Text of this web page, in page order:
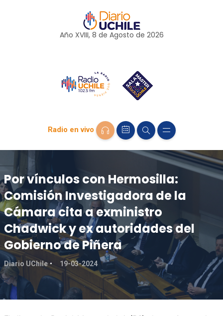
Año XVIII, 8 de Agosto de 2026
Radio en vivo
Por vínculos con Hermosilla:
Comisión Investigadora de la
Cámara cita a exministro
Chadwick y ex autoridades del
Gobierno de Piñera
Diario UChile 19-03-2024